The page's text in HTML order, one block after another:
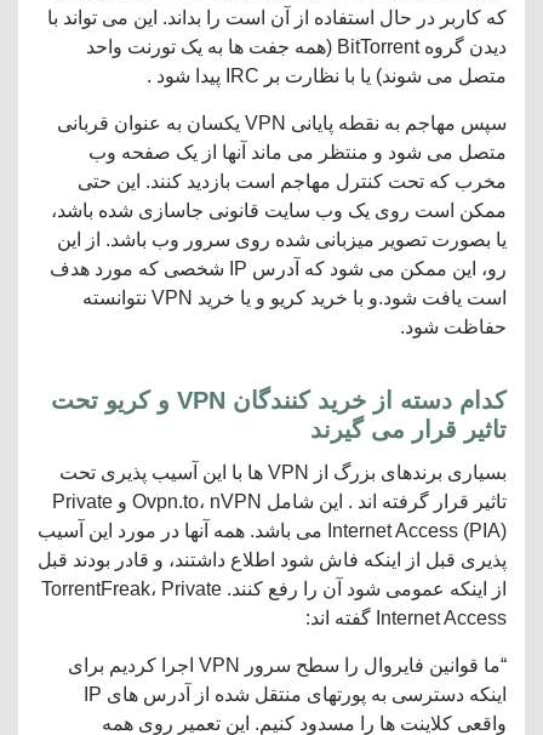
که کاربر در حال استفاده از آن است را بداند. این می تواند با
دیدن گروه BitTorrent (همه جفت ها به یک تورنت واحد
متصل می شوند) یا با نظارت بر IRC پیدا شود .
سپس مهاجم به نقطه پایانی VPN یکسان به عنوان قربانی
متصل می شود و منتظر می ماند آنها از یک صفحه وب
مخرب که تحت کنترل مهاجم است بازدید کنند. این حتی
ممکن است روی یک وب سایت قانونی جاسازی شده باشد،
یا بصورت تصویر میزبانی شده روی سرور وب باشد. از این
رو، این ممکن می شود که آدرس IP شخصی که مورد هدف
است یافت شود.و با خرید کریو و یا خرید VPN نتوانسته
حفاظت شود.
کدام دسته از خرید کنندگان VPN و کریو تحت
تاثیر قرار می گیرند
بسیاری برندهای بزرگ از VPN ها با این آسیب پذیری تحت
تاثیر قرار گرفته اند . این شامل Ovpn.to، nVPN و Private
Internet Access (PIA) می باشد. همه آنها در مورد این آسیب
پذیری قبل از اینکه فاش شود اطلاع داشتند، و قادر بودند قبل
از اینکه عمومی شود آن را رفع کنند. TorrentFreak، Private
Internet Access گفته اند:
“ما قوانین فایروال را سطح سرور VPN اجرا کردیم برای
اینکه دسترسی به پورتهای منتقل شده از آدرس های IP
واقعی کلاینت ها را مسدود کنیم. این تعمیر روی همه